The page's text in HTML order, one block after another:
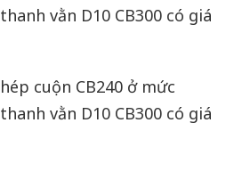
vằn D10 CB300 có giá
cuộn CB240 ở mức
vằn D10 CB300 có giá